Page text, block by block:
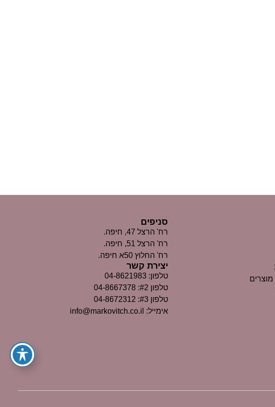
מוצרים
סניפים
רח' הרצל 47, חיפה.
רח' הרצל 51, חיפה.
רח' החלוץ 50א חיפה.
יצירת קשר
טלפון: 04-8621983
טלפון #2: 04-8667378
טלפון #3: 04-8672312
אימייל: info@markovitch.co.il